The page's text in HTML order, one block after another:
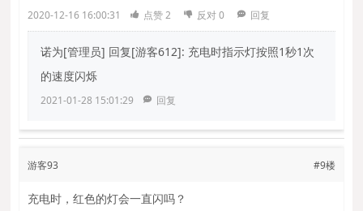
2020-12-16 16:00:31 点赞2 反对0 回复
诺为[管理员] 回复[游客612]: 充电时指示灯按照1秒1次
的速度闪烁
2021-01-28 15:01:29 回复
游客93 #9楼
充电时，红色的灯会一直闪吗？